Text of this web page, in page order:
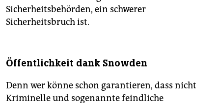
Sicherheitsbehörden, ein schwerer
Sicherheitsbruch ist.
Öffentlichkeit dank Snowden
Denn wer könne schon garantieren, dass nicht
Kriminelle und sogenannte feindliche